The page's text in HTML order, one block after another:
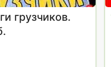
грузчиков.